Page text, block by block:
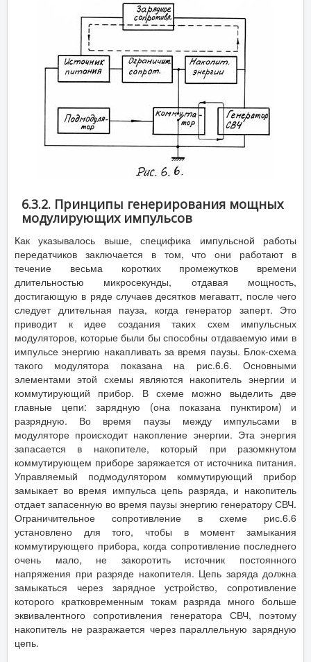
6.3.2. Принципы генерирования мощных
модулирующих импульсов
Как указывалось выше, специфика импульсной работы
передатчиков заключается в том, что они работают в
течение весьма коротких промежутков времени
длительностью микросекунды, отдавая мощность,
достигающую в ряде случаев десятков мегаватт, после чего
следует длительная пауза, когда генератор заперт. Это
приводит к идее создания таких схем импульсных
модуляторов, которые были бы способны отдаваемую ими в
импульсе энергию накапливать за время паузы. Блок-схема
такого модулятора показана на рис.6.6. Основными
элементами этой схемы являются накопитель энергии и
коммутирующий прибор. В схеме можно выделить две
главные цепи: зарядную (она показана пунктиром) и
разрядную. Во время паузы между импульсами в
модуляторе происходит накопление энергии. Эта энергия
запасается в накопителе, который при разомкнутом
коммутирующем приборе заряжается от источника питания.
Управляемый подмодулятором коммутирующий прибор
замыкает во время импульса цепь разряда, и накопитель
отдает запасенную во время паузы энергию генератору СВЧ.
Ограничительное сопротивление в схеме рис.6.6
установлено для того, чтобы в момент замыкания
коммутирующего прибора, когда сопротивление последнего
очень мало, не закоротить источник постоянного
напряжения при разряде накопителя. Цепь заряда должна
замыкаться через зарядное устройство, сопротивление
которого кратковременным токам разряда много больше
эквивалентного сопротивления генератора СВЧ, поэтому
накопитель не разражается через параллельную зарядную
цепь.